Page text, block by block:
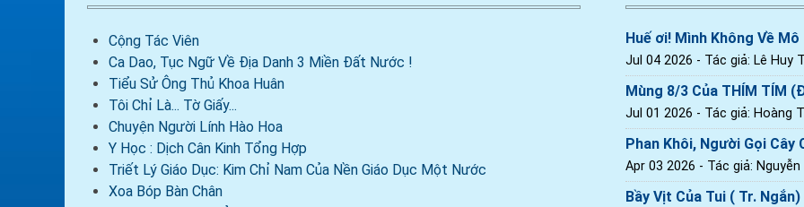
Cộng Tác Viên
Ca Dao, Tục Ngữ Về Địa Danh 3 Miền Đất Nước !
Tiểu Sử Ông Thủ Khoa Huân
Tôi Chỉ Là... Tờ Giấy...
Chuyện Người Lính Hào Hoa
Y Học : Dịch Cân Kinh Tổng Hợp
Triết Lý Giáo Dục: Kim Chỉ Nam Của Nền Giáo Dục Một Nước
Xoa Bóp Bàn Chân
Huế ơi! Mình Không Về Mô
Jul 04 2026 - Tác giả: Lê Huy
Mùng 8/3 Của THÍM TÍM
Jul 01 2026 - Tác giả: Hoàng
Phan Khôi, Người Gọi Cây
Apr 03 2026 - Tác giả:
Bầy Vịt Của Tui ( Tr. Ngắn)